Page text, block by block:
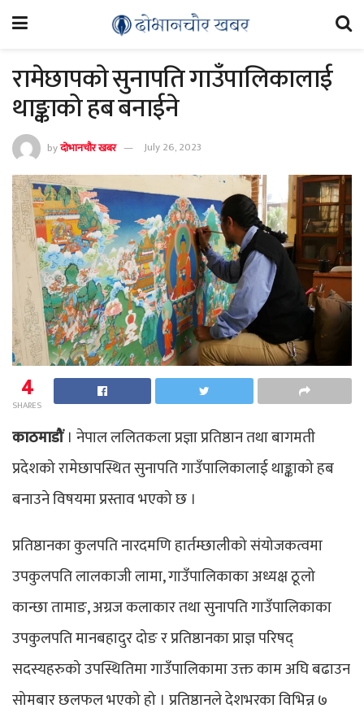
रामेछापकाे सुनापति गाउँपालिकालाई
थाङ्काको हब बनाईने
byदोभानचौर खबर July 26, 2023
4
SHARES
काठमाडौं। नेपाल ललितकला प्रज्ञा प्रतिष्ठान तथा बागमती
प्रदेशको रामेछापस्थित सुनापति गाउँपालिकालाई थाङ्काको हब
बनाउने विषयमा प्रस्ताव भएको छ ।
प्रतिष्ठानका कुलपति नारदमणि हार्तम्छालीको संयोजकत्वमा
उपकुलपति लालकाजी लामा, गाउँपालिकाका अध्यक्ष ठूलो
कान्छा तामाङ, अग्रज कलाकार तथा सुनापति गाउँपालिकाका
उपकुलपति मानबहादुर दोङ र प्रतिष्ठानका प्राज्ञ परिषद्
सदस्यहरुको उपस्थितिमा गाउँपालिकामा उक्त काम अघि बढाउन
सोमबार छलफल भएको हो । प्रतिष्ठानले देशभरका विभिन्न ७